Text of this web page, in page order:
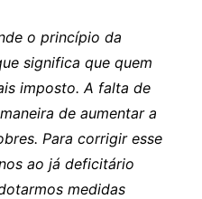
o princípio da
significa que quem
imposto. A falta de
de aumentar a
Para corrigir esse
ao já deficitário
medidas